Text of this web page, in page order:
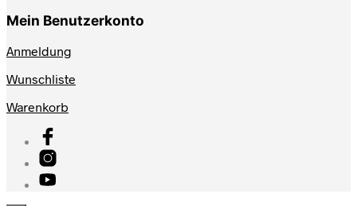
Mein Benutzerkonto
Anmeldung
Wunschliste
Warenkorb